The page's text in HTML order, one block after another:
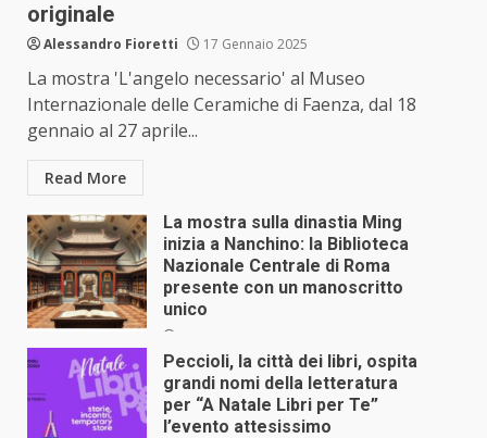
originale
Alessandro Fioretti 17 Gennaio 2025
La mostra 'L'angelo necessario' al Museo
Internazionale delle Ceramiche di Faenza, dal 18
gennaio al 27 aprile...
Read More
La mostra sulla dinastia Ming
inizia a Nanchino: la Biblioteca
Nazionale Centrale di Roma
presente con un manoscritto
unico
Peccioli, la città dei libri, ospita
grandi nomi della letteratura
per “A Natale Libri per Te”
l’evento attesissimo